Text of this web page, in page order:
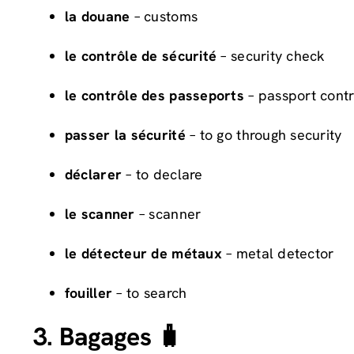
la douane – customs
le contrôle de sécurité – security check
le contrôle des passeports – passport
passer la sécurité – to go through security
déclarer – to declare
le scanner – scanner
le détecteur de métaux– metal detector
fouiller – to search
3. Bagages 🧳